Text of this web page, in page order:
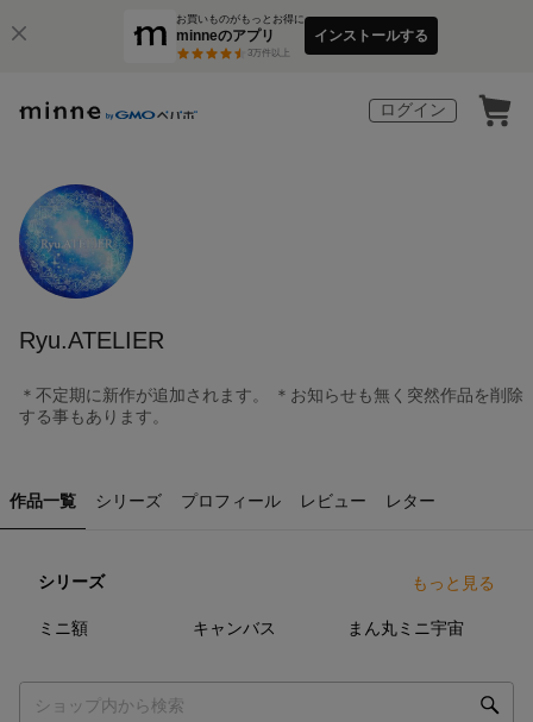
お買いものがもっとお得に
minneのアプリ
3万件以上
インストールする
ログイン
Ryu.ATELIER
＊不定期に新作が追加されます。 ＊お知らせも無く突然作品を削除
する事もあります。
作品一覧 シリーズ プロフィール レビュー レター
シリーズ もっと見る
ミニ額 キャンバス まん丸ミニ宇宙